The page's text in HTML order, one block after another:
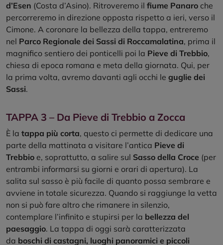
d’Esen (Costa d’Asino). Ritroveremo il fiume Panaro che
percorreremo in direzione opposta rispetto a ieri, verso il
Cimone. A coronare la bellezza della tappa, entreremo
nel Parco Regionale dei Sassi di Roccamalatina, prima il
magnifico sentiero dei ponticelli poi la Pieve di Trebbio,
chiesa di epoca romana e meta della giornata. Qui, per
la prima volta, avremo davanti agli occhi le guglie dei
Sassi.
TAPPA 3 – Da Pieve di Trebbio a Zocca
È la tappa più corta, questo ci permette di dedicare una
parte della mattinata a visitare l’antica Pieve di
Trebbio e, soprattutto, a salire sul Sasso della Croce (per
entrambi informarsi su giorni e orari di apertura). La
salita sul sasso è più facile di quanto possa sembrare e
avviene in totale sicurezza. Quando si raggiunge la vetta
non si può fare altro che rimanere in silenzio,
contemplare l’infinito e stupirsi per la bellezza del
paesaggio. La tappa di oggi sarà caratterizzata
da boschi di castagni, luoghi panoramici e piccoli